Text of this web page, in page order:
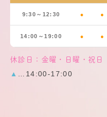
9:30～12:30 ● ●
14:00～19:00 ● ●
休診日：金曜・日曜・祝日
▲ …14:00-17:00